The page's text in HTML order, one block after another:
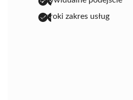
szeroki zakres usług